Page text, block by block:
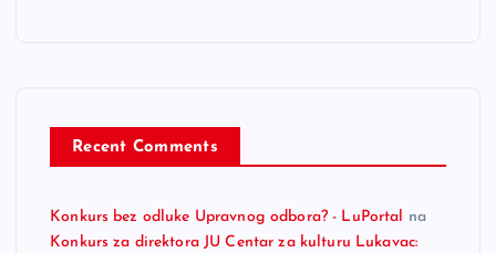
Recent Comments
Konkurs bez odluke Upravnog odbora? - LuPortal
na
Konkurs za direktora JU Centar za kulturu Lukavac: